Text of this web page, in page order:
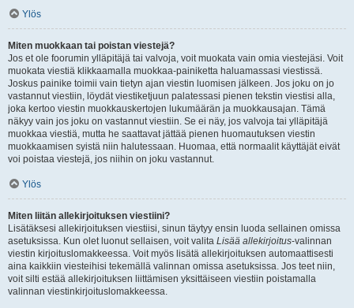
Ylös
Miten muokkaan tai poistan viestejä?
Jos et ole foorumin ylläpitäjä tai valvoja, voit muokata vain omia viestejäsi. Voit
muokata viestiä klikkaamalla muokkaa-painiketta haluamassasi viestissä.
Joskus painike toimii vain tietyn ajan viestin luomisen jälkeen. Jos joku on jo
vastannut viestiin, löydät viestiketjuun palatessasi pienen tekstin viestisi alla,
joka kertoo viestin muokkauskertojen lukumäärän ja muokkausajan. Tämä
näkyy vain jos joku on vastannut viestiin. Se ei näy, jos valvoja tai ylläpitäjä
muokkaa viestiä, mutta he saattavat jättää pienen huomautuksen viestin
muokkaamisen syistä niin halutessaan. Huomaa, että normaalit käyttäjät eivät
voi poistaa viestejä, jos niihin on joku vastannut.
Ylös
Miten liitän allekirjoituksen viestiini?
Lisätäksesi allekirjoituksen viestiisi, sinun täytyy ensin luoda sellainen omissa
asetuksissa. Kun olet luonut sellaisen, voit valita Lisää allekirjoitus-valinnan
viestin kirjoituslomakkeessa. Voit myös lisätä allekirjoituksen automaattisesti
aina kaikkiin viesteihisi tekemällä valinnan omissa asetuksissa. Jos teet niin,
voit silti estää allekirjoituksen liittämisen yksittäiseen viestiin poistamalla
valinnan viestinkirjoituslomakkeessa.